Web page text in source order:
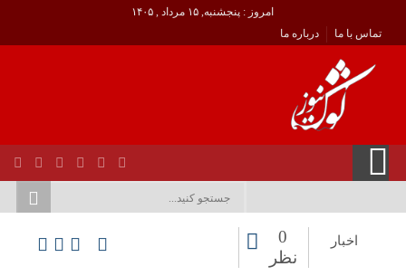
امروز : پنجشنبه, ۱۵ مرداد , ۱۴۰۵
تماس با ما
درباره ما
اخبار
0
نظر